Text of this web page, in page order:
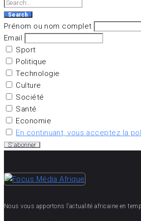
for:
Search
Prénom ou nom complet
Email
Sport
Politique
Technologie
Culture
Société
Santé
Economie
En continuant, vous acceptez la
Nous vous apportons l’actualité africaine en